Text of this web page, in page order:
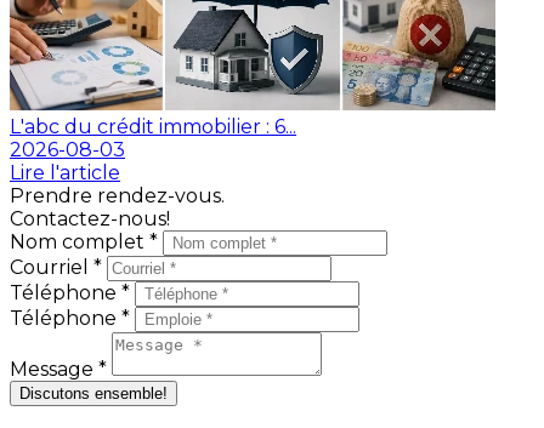
L'abc du crédit immobilier : 6...
2026-08-03
Lire l'article
Prendre rendez-vous.
Contactez-nous!
Nom complet *
Courriel *
Téléphone *
Téléphone *
Message *
Discutons ensemble!